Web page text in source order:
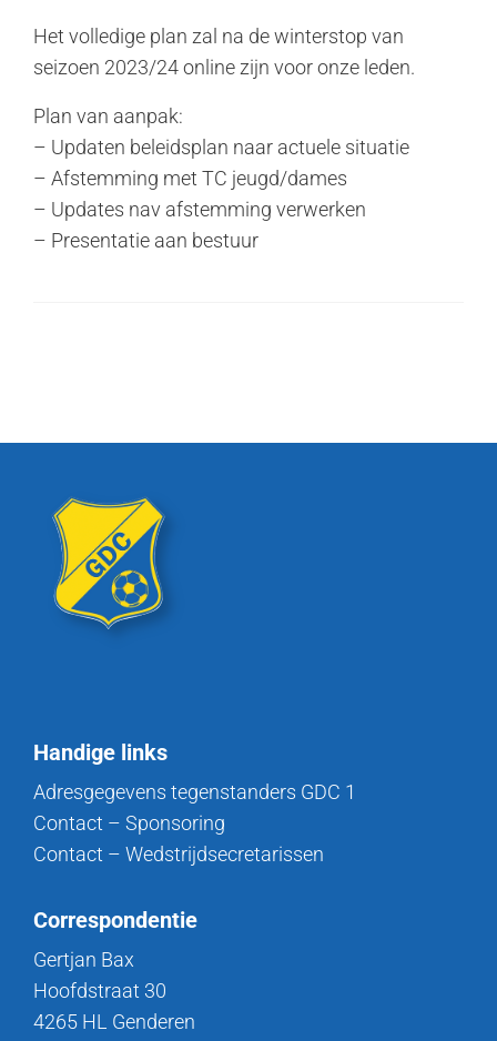
Het volledige plan zal na de winterstop van
seizoen 2023/24 online zijn voor onze leden.
Plan van aanpak:
– Updaten beleidsplan naar actuele situatie
– Afstemming met TC jeugd/dames
– Updates nav afstemming verwerken
– Presentatie aan bestuur
Handige links
Adresgegevens tegenstanders GDC 1
Contact – Sponsoring
Contact – Wedstrijdsecretarissen
Correspondentie
Gertjan Bax
Hoofdstraat 30
4265 HL Genderen